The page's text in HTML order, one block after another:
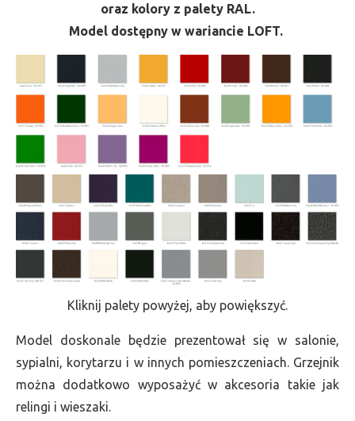
oraz kolory z palety RAL.
Model dostępny w wariancie LOFT.
Kliknij palety powyżej, aby powiększyć.
Model doskonale będzie prezentował się w salonie,
sypialni, korytarzu i w innych pomieszczeniach. Grzejnik
można dodatkowo wyposażyć w akcesoria takie jak
relingi i wieszaki.